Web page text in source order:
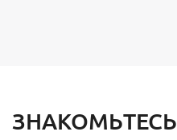
ЗНАКОМЬТЕСЬ